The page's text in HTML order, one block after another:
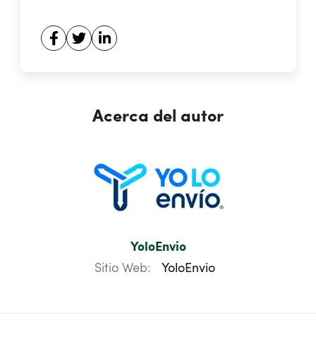
Acerca del autor
YoloEnvio
Sitio Web:
YoloEnvio